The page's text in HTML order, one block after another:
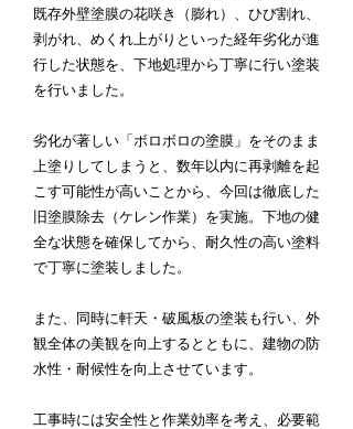
既存外壁塗膜の花咲き（膨れ）、ひび割れ、
剥がれ、めくれ上がりといった経年劣化が進
行した状態を、下地処理から丁寧に行い塗装
を行いました。
劣化が著しい「ボロボロの塗膜」をそのまま
上塗りしてしまうと、数年以内に再剥離を起
こす可能性が高いことから、今回は徹底した
旧塗膜除去（ケレン作業）を実施。下地の健
全な状態を確保してから、耐久性の高い塗料
で丁寧に塗装しました。
また、同時に軒天・破風板の塗装も行い、外
観全体の美観を向上するとともに、建物の防
水性・耐候性を向上させています。
工事時には安全性と作業効率を考え、必要範